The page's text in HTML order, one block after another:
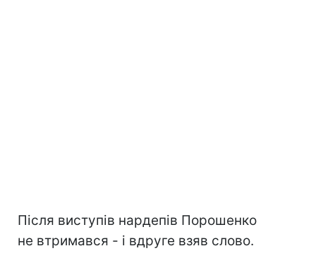
Після виступів нардепів Порошенко
не втримався - і вдруге взяв слово.